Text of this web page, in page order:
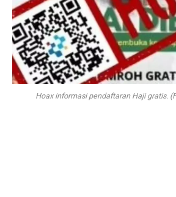
Hoax informasi pendaftaran Haji gratis.